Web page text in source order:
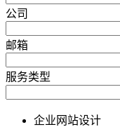
公司
邮箱
服务类型
企业网站设计